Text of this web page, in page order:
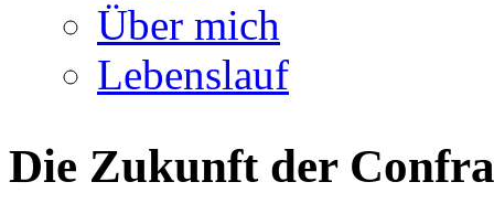
Über mich
Lebenslauf
Die Zukunft der